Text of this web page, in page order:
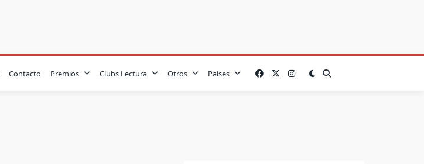
Contacto Premios Clubs Lectura Otros Países